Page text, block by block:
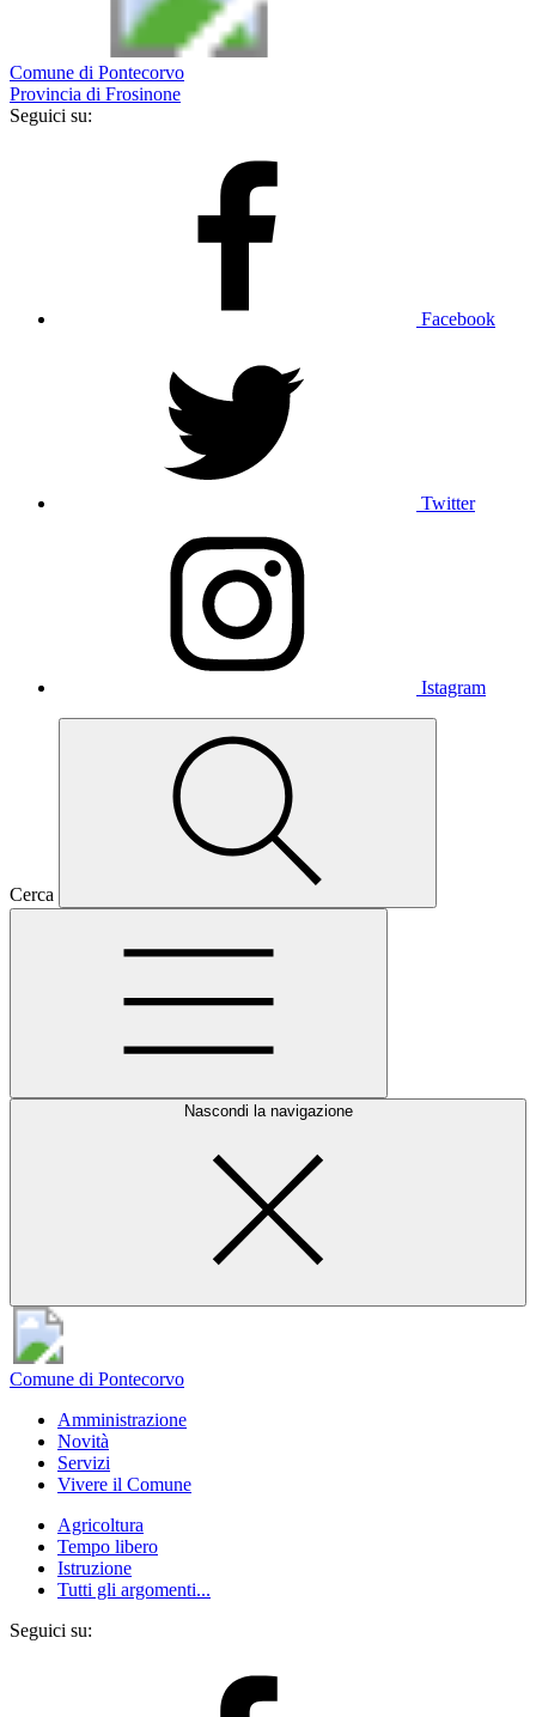
Comune di Pontecorvo
Provincia di Frosinone
Seguici su:
Facebook
Twitter
Istagram
Cerca
Nascondi la navigazione
Comune di Pontecorvo
Amministrazione
Novità
Servizi
Vivere il Comune
Agricoltura
Tempo libero
Istruzione
Tutti gli argomenti...
Seguici su: